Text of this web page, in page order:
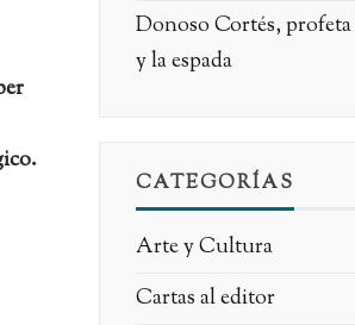
Donoso Cortés,
y la espada
CATEGORÍAS
Arte y Cultura
Cartas al editor